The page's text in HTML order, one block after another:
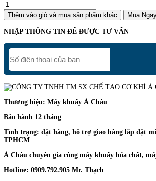
Thêm vào giỏ và mua sản phẩm khác Mua
NHẬP THÔNG TIN ĐỂ ĐƯỢC TƯ VẤN
Thương hiệu: Máy khuấy Á Châu
Bảo hành 12 tháng
Tình trạng: đặt hàng, hỗ trợ giao hàng lắp đặt
TPHCM
Á Châu chuyên gia công máy khuấy hóa chất,
Hotline: 0909.792.905 Mr. Thạch